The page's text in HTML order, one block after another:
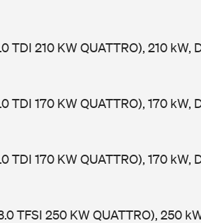
TDI 210 KW QUATTRO), 210 kW,
TDI 170 KW QUATTRO), 170 kW,
TDI 170 KW QUATTRO), 170 kW,
TFSI 250 KW QUATTRO), 250